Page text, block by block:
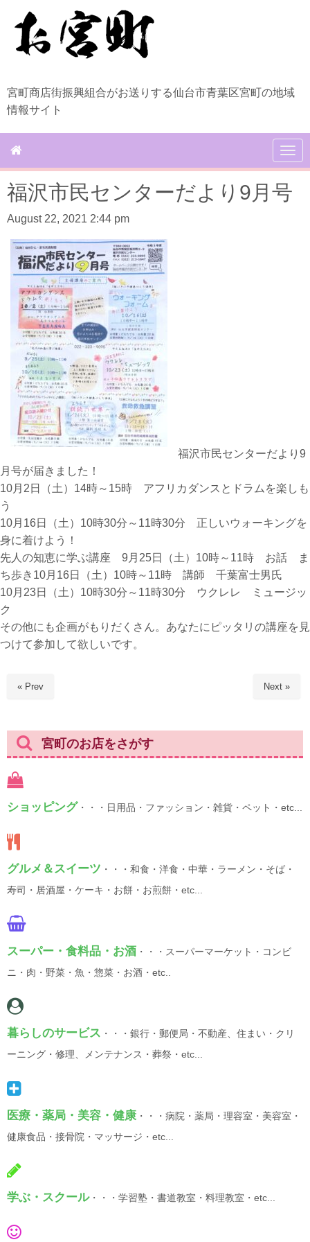
宮町商店街振興組合がお送りする仙台市青葉区宮町の地域
情報サイト
N
a
i
g
福沢市民センターだより9月号
August 22, 2021 2:44 pm
福沢市民センターだより9
月号が届きました！
10月2日（土）14時～15時 アフリカダンスとドラムを楽しも
う
10月16日（土）10時30分～11時30分 正しいウォーキングを
身に着けよう！
先人の知恵に学ぶ講座 9月25日（土）10時～11時 お話 ま
ち歩き10月16日（土）10時～11時 講師 千葉富士男氏
10月23日（土）10時30分～11時30分 ウクレレ ミュージッ
ク
その他にも企画がもりだくさん。あなたにピッタリの講座を見
つけて参加して欲しいです。
« Prev Next »
宮町のお店をさがす
ショッピング ・・・日用品・ファッション・雑貨・ペット・etc...
グルメ＆スイーツ ・・・和食・洋食・中華・ラーメン・そば・
寿司・居酒屋・ケーキ・お餅・お煎餅・etc...
スーパー・食料品・お酒 ・・・スーパーマーケット・コンビ
ニ・肉・野菜・魚・惣菜・お酒・etc..
暮らしのサービス ・・・銀行・郵便局・不動産、住まい・クリ
ーニング・修理、メンテナンス・葬祭・etc...
医療・薬局・美容・健康 ・・・病院・薬局・理容室・美容室・
健康食品・接骨院・マッサージ・etc...
学ぶ・スクール・・・学習塾・書道教室・料理教室・etc...